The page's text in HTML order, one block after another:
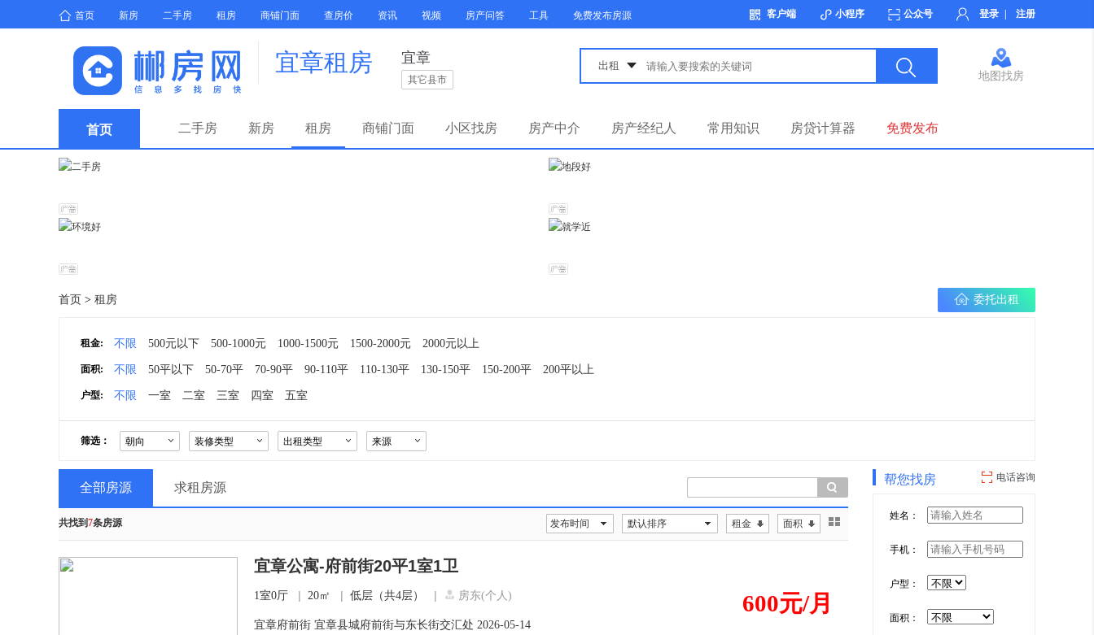
首页 新房 二手房 租房 商铺门面 查房价 资讯 视频 房产问答 工具 免费发布房源 客户端 小程序 公众号 登录 注册
宜章租房 宜章
其它县市 地图找房
首页 二手房 新房 租房 商铺门面 小区找房 房产中介 房产经纪人 常用知识 房贷计算器 免费发布
委托出租
首页 > 租房
租金: 不限 500元以下 500-1000元 1000-1500元 1500-2000元 2000元以上
面积: 不限 50平以下 50-70平 70-90平 90-110平 110-130平 130-150平 150-200平 200平以上
户型: 不限 一室 二室 三室 四室 五室
筛选： 朝向  装修类型  出租类型  来源 
全部房源 求租房源
共找到7条房源 发布时间 默认排序 租金 面积
宜章公寓-府前街20平1室1卫
1室0厅 | 20㎡ | 低层（共4层） | 房东(个人)
宜章府前街 宜章县城府前街与东长街交汇处 2026-05-14
600元/月
帮您找房 电话咨询
姓名：
手机：
户型：
面积：